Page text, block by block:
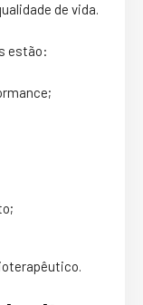
de vida.
estão: